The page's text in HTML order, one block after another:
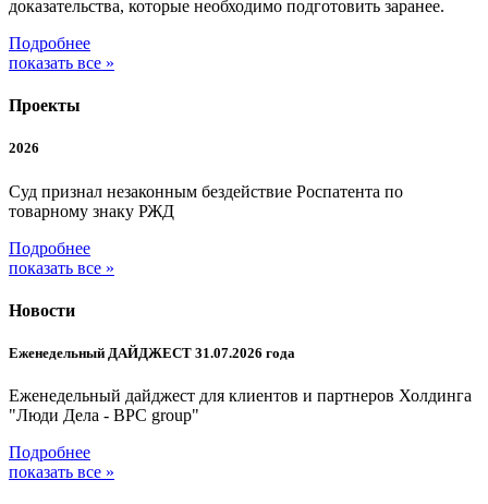
доказательства, которые необходимо подготовить заранее.
Подробнее
показать все »
Проекты
2026
Суд признал незаконным бездействие Роспатента по
товарному знаку РЖД
Подробнее
показать все »
Новости
Еженедельный ДАЙДЖЕСТ 31.07.2026 года
Еженедельный дайджест для клиентов и партнеров Холдинга
"Люди Дела - BPC group"
Подробнее
показать все »